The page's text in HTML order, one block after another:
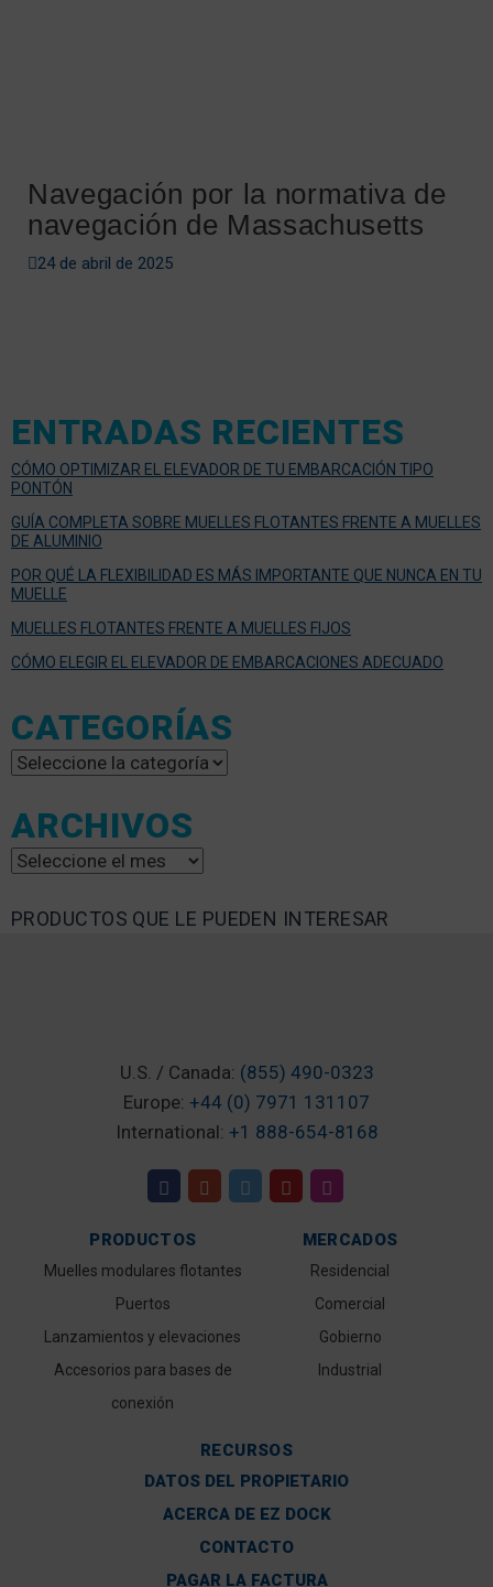
Navegación por la normativa de
navegación de Massachusetts
24 de abril de 2025
ENTRADAS RECIENTES
CÓMO OPTIMIZAR EL ELEVADOR DE TU EMBARCACIÓN TIPO
PONTÓN
GUÍA COMPLETA SOBRE MUELLES FLOTANTES FRENTE A MUELLES
DE ALUMINIO
POR QUÉ LA FLEXIBILIDAD ES MÁS IMPORTANTE QUE NUNCA EN TU
MUELLE
MUELLES FLOTANTES FRENTE A MUELLES FIJOS
CÓMO ELEGIR EL ELEVADOR DE EMBARCACIONES ADECUADO
CATEGORÍAS
Categorías
ARCHIVOS
Archivos
PRODUCTOS QUE LE PUEDEN INTERESAR
U.S. / Canada: (855) 490-0323
Europe: +44 (0) 7971 131107
International: +1 888-654-8168
PRODUCTOS
Muelles modulares flotantes
Puertos
Lanzamientos y elevaciones
Accesorios para bases de
conexión
MERCADOS
Residencial
Comercial
Gobierno
Industrial
RECURSOS
DATOS DEL PROPIETARIO
ACERCA DE EZ DOCK
CONTACTO
PAGAR LA FACTURA